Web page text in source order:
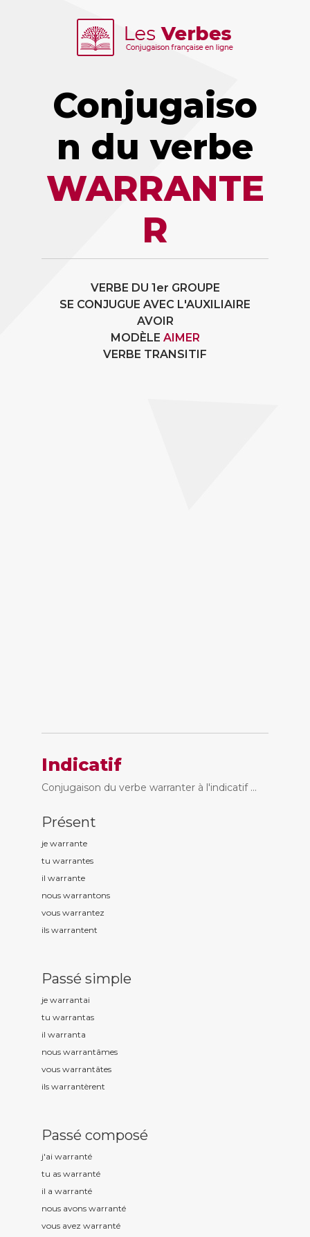
Conjugaiso
n du verbe
WARRANTE
R
VERBE DU 1er GROUPE
SE CONJUGUE AVEC L'AUXILIAIRE
AVOIR
MODÈLE AIMER
VERBE TRANSITIF
Indicatif
Conjugaison du verbe warranter à l'indicatif ...
Présent
je warrante
tu warrantes
il warrante
nous warrantons
vous warrantez
ils warrantent
Passé simple
je warrantai
tu warrantas
il warranta
nous warrantâmes
vous warrantâtes
ils warrantèrent
Passé composé
j'ai warranté
tu as warranté
il a warranté
nous avons warranté
vous avez warranté